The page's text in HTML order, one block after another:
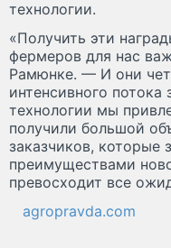
технологии.
«Получить эти
фермеров для нас
Рамюнке. — И они
интенсивного потока
технологии мы
получили большой
заказчиков, которые
преимуществами
превосходит все
agropravda.com